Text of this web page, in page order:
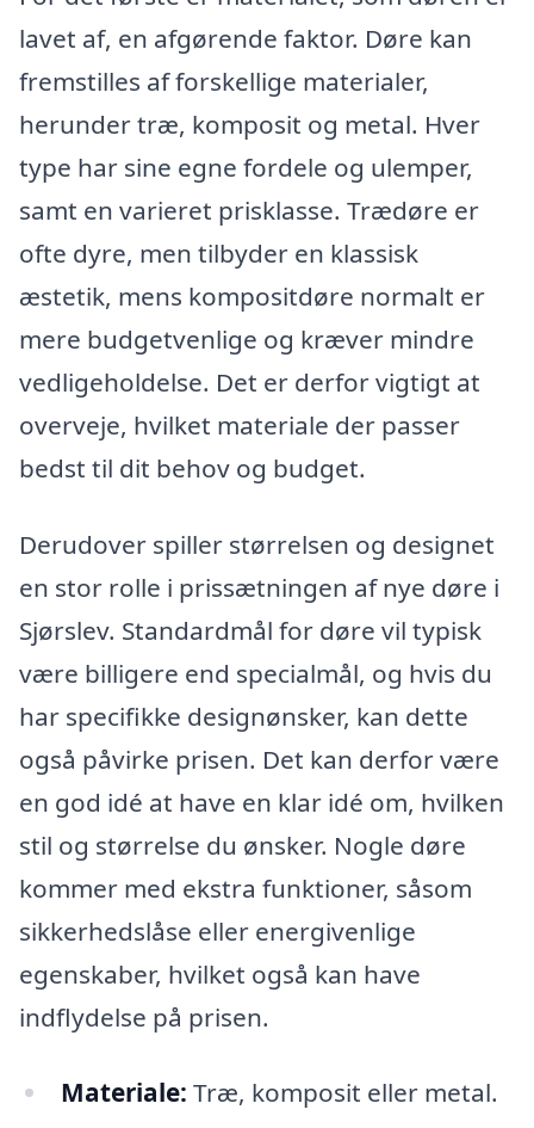
lavet af, en afgørende faktor. Døre kan
fremstilles af forskellige materialer,
herunder træ, komposit og metal. Hver
type har sine egne fordele og ulemper,
samt en varieret prisklasse. Trædøre er
ofte dyre, men tilbyder en klassisk
æstetik, mens kompositdøre normalt er
mere budgetvenlige og kræver mindre
vedligeholdelse. Det er derfor vigtigt at
overveje, hvilket materiale der passer
bedst til dit behov og budget.
Derudover spiller størrelsen og designet
en stor rolle i prissætningen af nye døre i
Sjørslev. Standardmål for døre vil typisk
være billigere end specialmål, og hvis du
har specifikke designønsker, kan dette
også påvirke prisen. Det kan derfor være
en god idé at have en klar idé om, hvilken
stil og størrelse du ønsker. Nogle døre
kommer med ekstra funktioner, såsom
sikkerhedslåse eller energivenlige
egenskaber, hvilket også kan have
indflydelse på prisen.
Materiale: Træ, komposit eller metal.